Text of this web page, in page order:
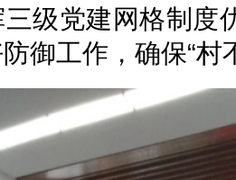
级党建网格制度
御工作，确保“村